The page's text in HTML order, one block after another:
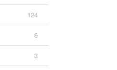
124
6
3